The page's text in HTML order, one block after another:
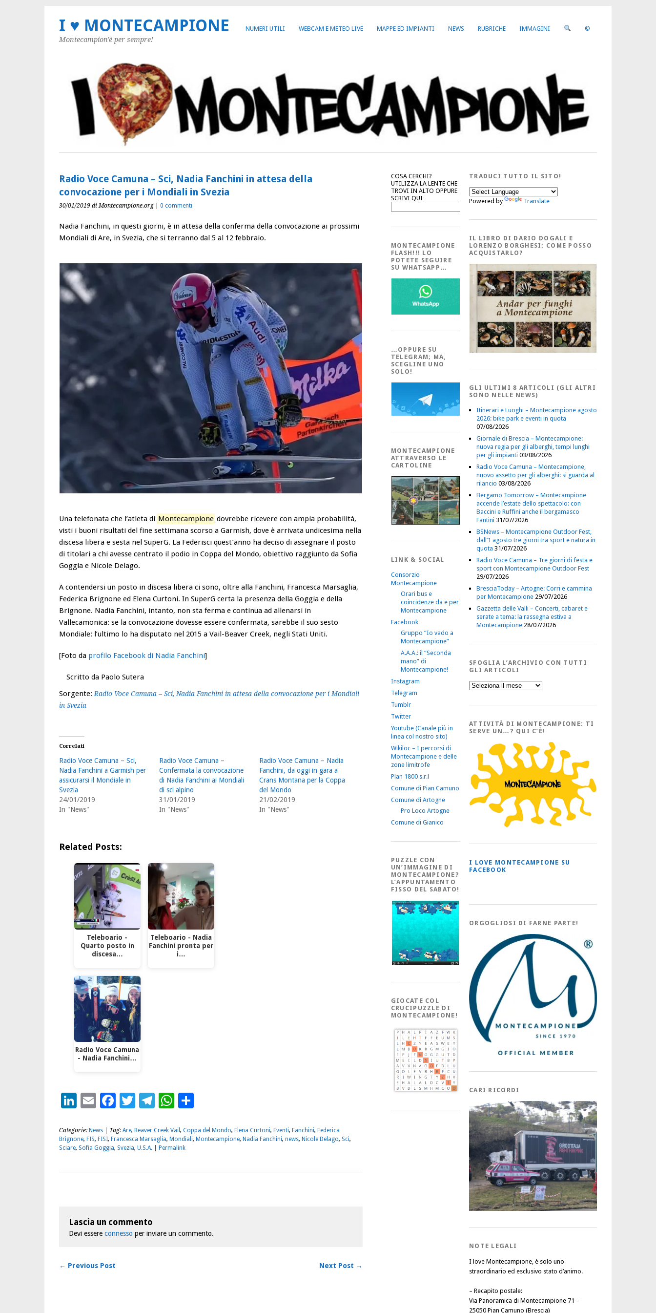
NUMERI UTILI WEBCAM E METEO LIVE MAPPE ED IMPIANTI NEWS RUBRICHE IMMAGINI ©
I ♥ MONTECAMPIONE
Montecampion'è per sempre!
Radio Voce Camuna – Sci, Nadia Fanchini in attesa della
convocazione per i Mondiali in Svezia
30/01/2019 di Montecampione.org| 0 commenti
Nadia Fanchini, in questi giorni, è in attesa della conferma della convocazione ai prossimi
Mondiali di Are, in Svezia, che si terranno dal 5 al 12 febbraio.
Una telefonata che l’atleta di Montecampione dovrebbe ricevere con ampia probabilità,
visti i buoni risultati del fine settimana scorso a Garmish, dove è arrivata undicesima nella
discesa libera e sesta nel SuperG. La Federisci quest’anno ha deciso di assegnare il posto
di titolari a chi avesse centrato il podio in Coppa del Mondo, obiettivo raggiunto da Sofia
Goggia e Nicole Delago.
A contendersi un posto in discesa libera ci sono, oltre alla Fanchini, Francesca Marsaglia,
Federica Brignone ed Elena Curtoni. In SuperG certa la presenza della Goggia e della
Brignone. Nadia Fanchini, intanto, non sta ferma e continua ad allenarsi in
Vallecamonica: se la convocazione dovesse essere confermata, sarebbe il suo sesto
Mondiale: l’ultimo lo ha disputato nel 2015 a Vail-Beaver Creek, negli Stati Uniti.
[Foto da profilo Facebook di Nadia Fanchini]
Scritto da Paolo Sutera
Sorgente:Radio Voce Camuna – Sci, Nadia Fanchini in attesa della convocazione per i Mondiali
in Svezia
Correlati
Radio Voce Camuna – Sci,
Nadia Fanchini a Garmish per
assicurarsi il Mondiale in
Svezia
24/01/2019
In "News"
Radio Voce Camuna –
Confermata la convocazione
di Nadia Fanchini ai Mondiali
di sci alpino
31/01/2019
In "News"
Radio Voce Camuna – Nadia
Fanchini, da oggi in gara a
Crans Montana per la Coppa
del Mondo
21/02/2019
In "News"
Related Posts:
Teleboario -
Quarto posto in
discesa…
Radio Voce Camuna
- Nadia Fanchini…
Teleboario - Nadia
Fanchini pronta per
i…
LinkedIn
EmailFacebook
Twitter
Telegram
WhatsApp
Categorie: News | Tag: Are, Beaver Creek Vail , Coppa del Mondo, Elena Curtoni, Eventi, Fanchini, Federica
Brignone, FIS, FISI, Francesca Marsaglia, Mondiali, Montecampione, Nadia Fanchini, news, Nicole Delago, Sci,
Sciare, Sofia Goggia, Svezia, U.S.A. Permalink
Lascia un commento
Devi essere connesso per inviare un commento.
← Previous Post Next Post →
COSA CERCHI?
UTILIZZA LA LENTE CHE
TROVI IN ALTO OPPURE
SCRIVI QUI
Cerca
MONTECAMPIONE
FLASH!!! LO
POTETE SEGUIRE
SU WHATSAPP…
…OPPURE SU
TELEGRAM; MA,
SCEGLINE UNO
SOLO!
MONTECAMPIONE
ATTRAVERSO LE
CARTOLINE
LINK & SOCIAL
Consorzio
Montecampione
Orari bus e
coincidenze da e per
Montecampione
Facebook
Gruppo “Io vado a
Montecampione”
A.A.A.: il “Seconda
mano” di
Montecampione!
Instagram
Telegram
Tumblr
Twitter
Youtube (Canale più in
linea col nostro sito)
Wikiloc – I percorsi di
Montecampione e delle
zone limitrofe
Plan 1800 s.r.l
Comune di Pian Camuno
Comune di Artogne
Pro Loco Artogne
Comune di Gianico
PUZZLE CON
UN’IMMAGINE DI
MONTECAMPIONE?
L’APPUNTAMENTO
FISSO DEL SABATO!
GIOCATE COL
CRUCIPUZZLE DI
MONTECAMPIONE!
TRADUCI TUTTO IL SITO!
Powered by Translate
IL LIBRO DI DARIO DOGALI E
LORENZO BORGHESI: COME POSSO
ACQUISTARLO?
GLI ULTIMI 8 ARTICOLI (GLI ALTRI
SONO NELLE NEWS)
Itinerari e Luoghi – Montecampione agosto
2026: bike park e eventi in quota
07/08/2026
Giornale di Brescia – Montecampione:
nuova regia per gli alberghi, tempi lunghi
per gli impianti 03/08/2026
Radio Voce Camuna – Montecampione,
nuovo assetto per gli alberghi: si guarda al
rilancio 03/08/2026
Bergamo Tomorrow – Montecampione
accende l’estate dello spettacolo: con
Baccini e Ruffini anche il bergamasco
Fantini 31/07/2026
BSNews – Montecampione Outdoor Fest,
dall’1 agosto tre giorni tra sport e natura in
quota 31/07/2026
Radio Voce Camuna – Tre giorni di festa e
sport con Montecampione Outdoor Fest
29/07/2026
BresciaToday – Artogne: Corri e cammina
per Montecampione 29/07/2026
Gazzetta delle Valli – Concerti, cabaret e
serate a tema: la rassegna estiva a
Montecampione 28/07/2026
SFOGLIA L’ARCHIVIO CON TUTTI
GLI ARTICOLI
Sfoglia
l’Archivio
tutti
Articoli
ATTIVITÀ DI MONTECAMPIONE: TI
SERVE UN…? QUI C’È!
I LOVE MONTECAMPIONE SU
FACEBOOK
ORGOGLIOSI DI FARNE PARTE!
CARI RICORDI
NOTE LEGALI
I love Montecampione, è solo uno
straordinario ed esclusivo stato d’animo.
– Recapito postale:
Via Panoramica di Montecampione 71 –
25050 Pian Camuno (Brescia)